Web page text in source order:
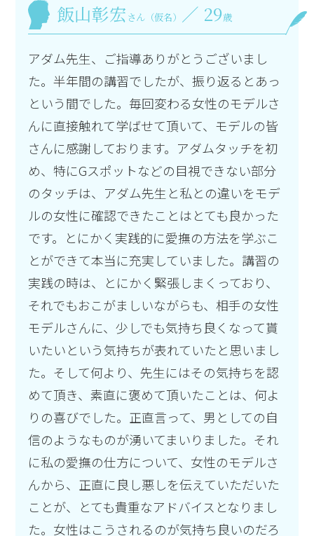
飯山彰宏 さん（仮名） ／ 29歳
アダム先生、ご指導ありがとうございまし
た。半年間の講習でしたが、振り返るとあっ
という間でした。毎回変わる女性のモデルさ
んに直接触れて学ばせて頂いて、モデルの皆
さんに感謝しております。アダムタッチを初
め、特にGスポットなどの目視できない部分
のタッチは、アダム先生と私との違いをモデ
ルの女性に確認できたことはとても良かった
です。とにかく実践的に愛撫の方法を学ぶこ
とができて本当に充実していました。講習の
実践の時は、とにかく緊張しまくっており、
それでもおこがましいながらも、相手の女性
モデルさんに、少しでも気持ち良くなって貰
いたいという気持ちが表れていたと思いまし
た。そして何より、先生にはその気持ちを認
めて頂き、素直に褒めて頂いたことは、何よ
りの喜びでした。正直言って、男としての自
信のようなものが湧いてまいりました。それ
に私の愛撫の仕方について、女性のモデルさ
んから、正直に良し悪しを伝えていただいた
ことが、とても貴重なアドバイスとなりまし
た。女性はこうされるのが気持ち良いのだろ